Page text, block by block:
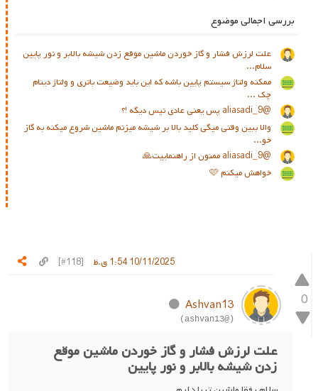
بررسی اجمالی موضوع
علت لرزش فشار و گاز خوردن ماشین موقع زدن شیشه بالابر و نور پایین
سلام...
ممکنه ولتاژ سیستم پایین باشه که این باید وضیعت باتری و ولتاژ دینام
چک ...
@aliasadi_9 پس یعنی عادی نیس دیگه !؟
والا ببین وقتی میگی کلید بالا بر شیشه میزنم ماشین شروع میکنه به گاز
خو...
@aliasadi_9 ممنون از راهنماییت🙏
خواهش میکنم 🩷
0
[#118] 10/11/2025 1:54 ق.ظ
Ashvan13
(@ashvan13)
علت لرزش فشار و گاز خوردن ماشین موقع
زدن شیشه بالابر و نور پایین